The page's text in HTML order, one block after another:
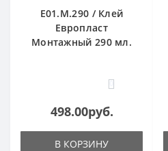
E01.M.290 / Клей
Европласт
Монтажный 290 мл.
0
498.00руб.
В КОРЗИНУ